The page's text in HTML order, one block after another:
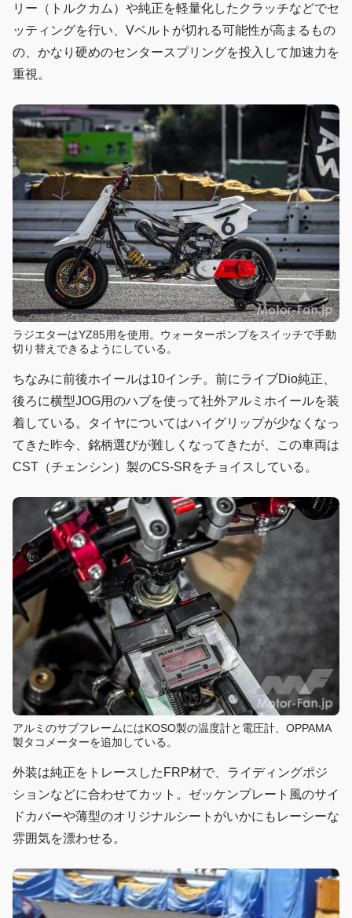
リー（トルクカム）や純正を軽量化したクラッチなどでセ
ッティングを行い、Vベルトが切れる可能性が高まるもの
の、かなり硬めのセンタースプリングを投入して加速力を
重視。
ラジエターはYZ85用を使用。ウォーターポンプをスイッチで手動
切り替えできるようにしている。
ちなみに前後ホイールは10インチ。前にライブDio純正、
後ろに横型JOG用のハブを使って社外アルミホイールを装
着している。タイヤについてはハイグリップが少なくなっ
てきた昨今、銘柄選びが難しくなってきたが、この車両は
CST（チェンシン）製のCS-SRをチョイスしている。
アルミのサブフレームにはKOSO製の温度計と電圧計、OPPAMA
製タコメーターを追加している。
外装は純正をトレースしたFRP材で、ライディングポジ
ションなどに合わせてカット。ゼッケンプレート風のサイ
ドカバーや薄型のオリジナルシートがいかにもレーシーな
雰囲気を漂わせる。